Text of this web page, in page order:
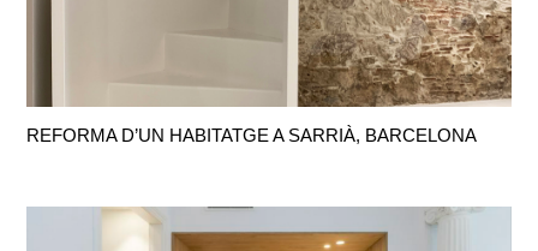
REFORMA D’UN HABITATGE A SARRIÀ, BARCELONA